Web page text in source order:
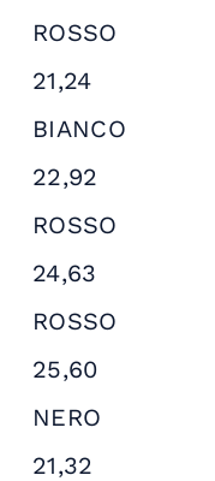
ROSSO
21,24
BIANCO
22,92
ROSSO
24,63
ROSSO
25,60
NERO
21,32